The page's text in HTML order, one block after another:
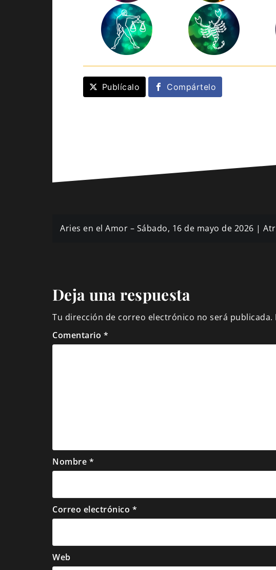
Publícalo Compártelo
Navegación
Aries en el Amor – Sábado, 16 de mayo de 2026 |
Deja una respuesta
Tu dirección de correo electrónico no será publicada.
Comentario *
Nombre *
Correo electrónico *
Web